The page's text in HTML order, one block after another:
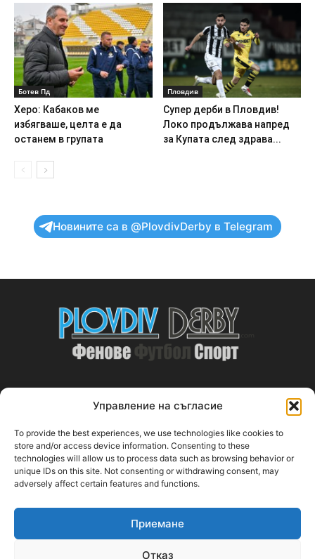
Управление на съгласие
To provide the best experiences, we use technologies like cookies to
store and/or access device information. Consenting to these
technologies will allow us to process data such as browsing behavior or
unique IDs on this site. Not consenting or withdrawing consent, may
adversely affect certain features and functions.
Приемане
Отказ
Ботев Пд
Херо: Кабаков ме
избягваше, целта е да
останем в групата
Пловдив
Супер дерби в Пловдив!
Локо продължава напред
за Купата след здрава...
Новините са в @PlovdivDerby в Telegram
ABOUT US
PlovdivDerby.com е първата пловдивска изцяло футболна
медия!
Свържи се с нас:plovdivderby.com@gmail.com
FOLLOW US